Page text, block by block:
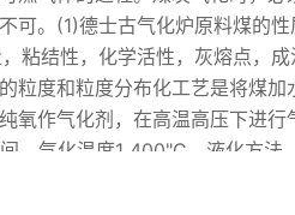
可。(1)德士古气化炉原料煤的
粘结性，化学活性，灰熔点，
粒度和粒度分布化工艺是将煤
氧作气化剂，在高温高压下进
，气化温度1 400"C，液化方法
焦油、划分为三类，即固定床